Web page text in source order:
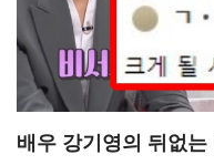
배우 강기영의 뒤없